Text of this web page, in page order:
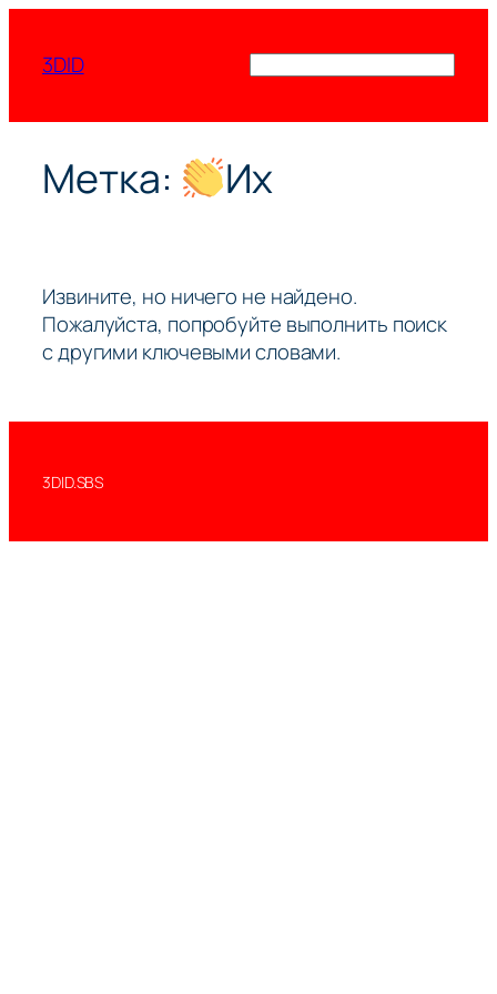
содержимому
3DID
Метка: Их
Извините, но ничего не найдено.
Пожалуйста, попробуйте выполнить поиск
с другими ключевыми словами.
3DID.SBS